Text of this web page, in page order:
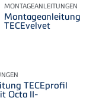
MONTAGEANLEITUNGEN
Montageanleitung
TECEvelvet
TECEprofil
Octa II-